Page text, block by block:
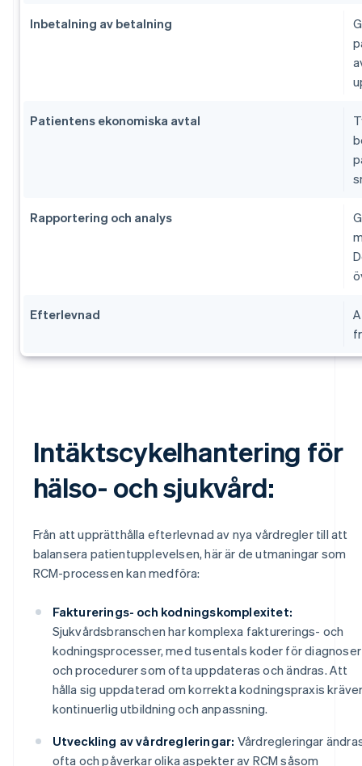
Inbetalning av betalning
Patientens ekonomiska avtal
Rapportering och analys
Efterlevnad
Intäktscykelhantering för
hälso- och sjukvård:
Från att upprätthålla efterlevnad av nya vårdregler till att
balansera patientupplevelsen, här är de utmaningar som
RCM-processen kan medföra:
Fakturerings- och kodningskomplexitet:
Sjukvårdsbranschen har komplexa fakturerings- och
kodningsprocesser, med tusentals koder för diagnoser
och procedurer som ofta uppdateras och ändras. Att
hålla sig uppdaterad om korrekta kodningspraxis
kontinuerlig utbildning och anpassning.
Utveckling av vårdregleringar: Vårdregleringar
ofta och påverkar olika aspekter av RCM såsom